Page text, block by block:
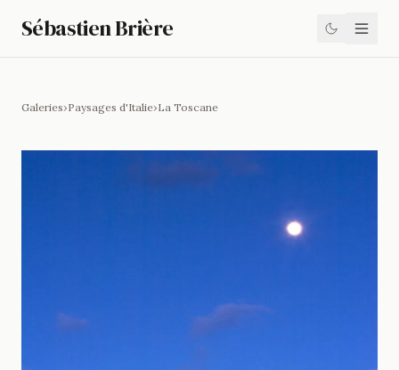
Sébastien Brière
Galeries›Paysages d'Italie›La Toscane